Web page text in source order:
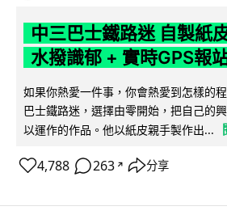
中三巴士鐵路迷 自製紙
水撥識郁 + 實時GPS報
如果你熱愛一件事，你會熱愛到怎樣的
巴士鐵路迷，選擇由零開始，把自己的
以運作的作品。他以紙皮親手製作出...
4,788 263 ↗ 分享